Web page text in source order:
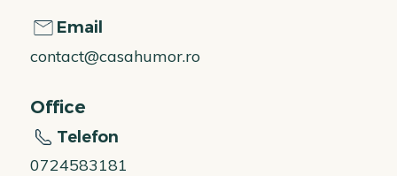
Email
contact@casahumor.ro
Office
Telefon
0724583181